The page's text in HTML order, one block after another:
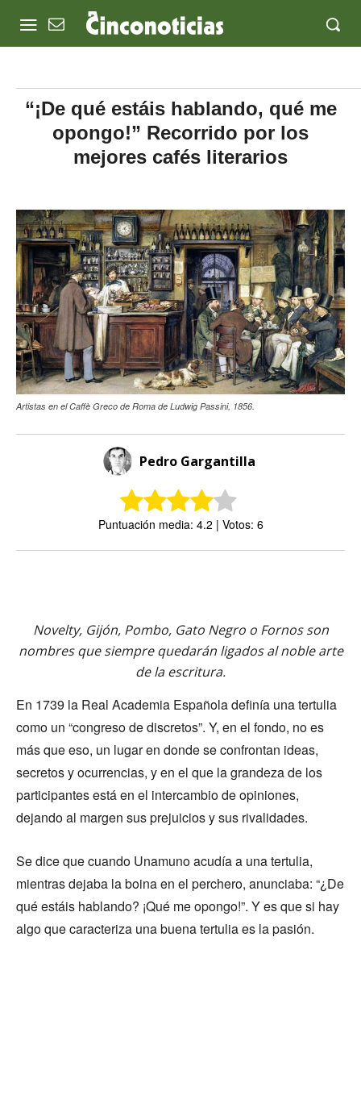
“¡De qué estáis hablando, qué me
opongo!” Recorrido por los
mejores cafés literarios
Artistas en el Caffè Greco de Roma de Ludwig Passini, 1856.
Pedro Gargantilla
Puntuación media: 4.2 | Votos: 6
Novelty, Gijón, Pombo, Gato Negro o Fornos son
nombres que siempre quedarán ligados al noble arte
de la escritura.
En 1739 la Real Academia Española definía una tertulia
como un “congreso de discretos”. Y, en el fondo, no es
más que eso, un lugar en donde se confrontan ideas,
secretos y ocurrencias, y en el que la grandeza de los
participantes está en el intercambio de opiniones,
dejando al margen sus prejuicios y sus rivalidades.
Se dice que cuando Unamuno acudía a una tertulia,
mientras dejaba la boina en el perchero, anunciaba: “¿De
qué estáis hablando? ¡Qué me opongo!”. Y es que si hay
algo que caracteriza una buena tertulia es la pasión.